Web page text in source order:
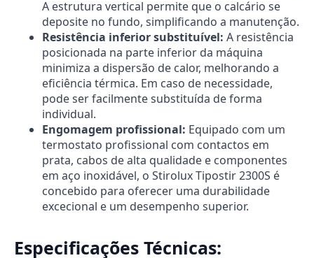
A estrutura vertical permite que o calcário se
deposite no fundo, simplificando a manutenção.
Resistência inferior substituível: A resistência
posicionada na parte inferior da máquina
minimiza a dispersão de calor, melhorando a
eficiência térmica. Em caso de necessidade,
pode ser facilmente substituída de forma
individual.
Engomagem profissional: Equipado com um
termostato profissional com contactos em
prata, cabos de alta qualidade e componentes
em aço inoxidável, o Stirolux Tipostir 2300S é
concebido para oferecer uma durabilidade
excecional e um desempenho superior.
Especificações Técnicas: